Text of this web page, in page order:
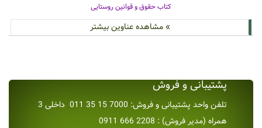
کتاب حقوق و قوانین روستایی
» مشاهده عناوین بیشتر
پشتیبانی و فروش
تلفن واحد پشتیبانی و فروش: 7000 15 35 011 داخلی 3
همراه (مدیر فروش) : 2208 666 0911